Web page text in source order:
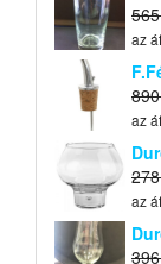
az
az
az